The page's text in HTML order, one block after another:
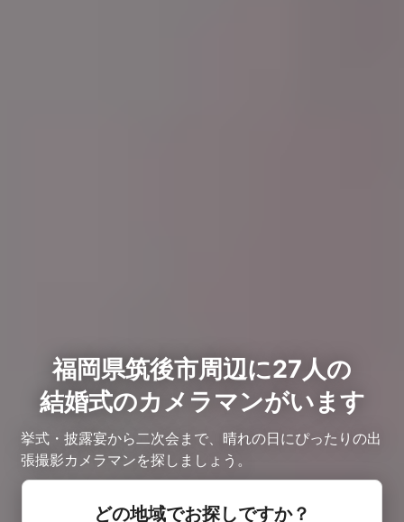
福岡県筑後市周辺に27人の
結婚式のカメラマンがいます
挙式・披露宴から二次会まで、晴れの日にぴったりの出
張撮影カメラマンを探しましょう。
どの地域でお探しですか？